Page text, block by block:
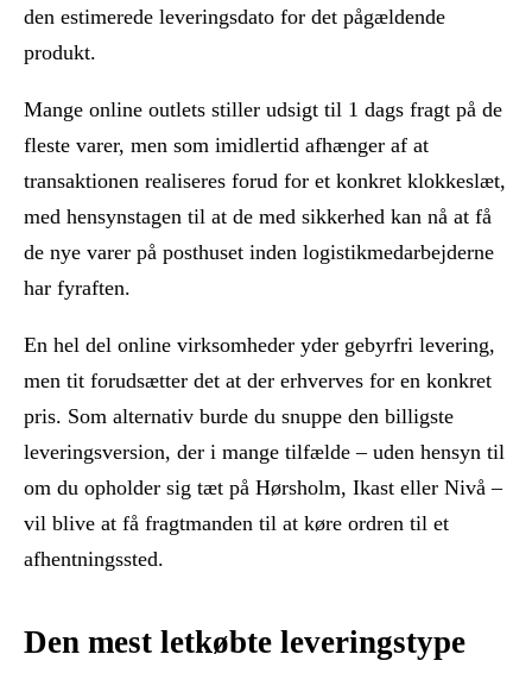
den estimerede leveringsdato for det pågældende
produkt.
Mange online outlets stiller udsigt til 1 dags fragt på de
fleste varer, men som imidlertid afhænger af at
transaktionen realiseres forud for et konkret klokkeslæt,
med hensynstagen til at de med sikkerhed kan nå at få
de nye varer på posthuset inden logistikmedarbejderne
har fyraften.
En hel del online virksomheder yder gebyrfri levering,
men tit forudsætter det at der erhverves for en konkret
pris. Som alternativ burde du snuppe den billigste
leveringsversion, der i mange tilfælde – uden hensyn til
om du opholder sig tæt på Hørsholm, Ikast eller Nivå –
vil blive at få fragtmanden til at køre ordren til et
afhentningssted.
Den mest letkøbte leveringstype